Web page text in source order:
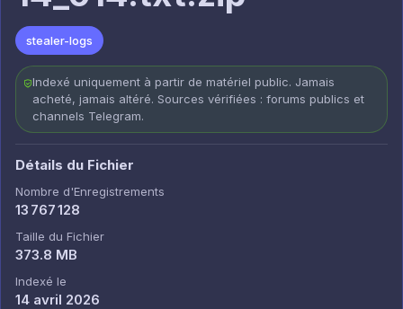
stealer-logs
Indexé uniquement à partir de matériel public. Jamais
acheté, jamais altéré. Sources vérifiées : forums publics et
channels Telegram.
Détails du Fichier
Nombre d'Enregistrements
13 767 128
Taille du Fichier
373.8 MB
Indexé le
14 avril 2026